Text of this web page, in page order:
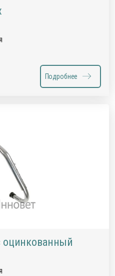
Подробнее
оцинкованный